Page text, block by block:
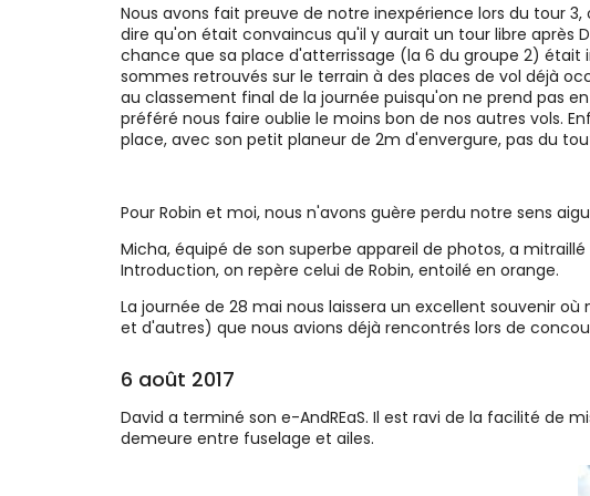
Nous avons fait preuve de notre inexpérience lors du tour
dire qu'on était convaincus qu'il y aurait un tour libre après
chance que sa place d'atterrissage (la 6 du groupe 2) était
sommes retrouvés sur le terrain à des places de vol déjà
au classement final de la journée puisqu'on ne prend pas
préféré nous faire oublie le moins bon de nos autres vols.
place, avec son petit planeur de 2m d'envergure, pas du
Pour Robin et moi, nous n'avons guère perdu notre sens
Micha, équipé de son superbe appareil de photos, a
Introduction, on repère celui de Robin, entoilé en orange.
La journée de 28 mai nous laissera un excellent souvenir
et d'autres) que nous avions déjà rencontrés lors de
6 août 2017
David a terminé son e-AndREaS. Il est ravi de la facilité de
demeure entre fuselage et ailes.